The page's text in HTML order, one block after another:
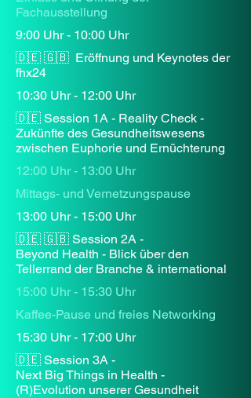
Fachausstellung
9:00 Uhr - 10:00 Uhr
🇩🇪 🇬🇧 Eröffnung und Keynotes der
fhx24
10:30 Uhr - 12:00 Uhr
🇩🇪 Session 1A - Reality Check -
Zukünfte des Gesundheitswesens
zwischen Euphorie und Ernüchterung
12:00 Uhr - 13:00 Uhr
Mittags- und Vernetzungspause
13:00 Uhr - 15:00 Uhr
🇩🇪 🇬🇧 Session 2A -
Beyond Health - Blick über den
Tellerrand der Branche & international
15:00 Uhr - 15:30 Uhr
Kaffee-Pause und freies Networking
15:30 Uhr - 17:00 Uhr
🇩🇪 Session 3A -
Next Big Things in Health -
(R)Evolution unserer Gesundheit